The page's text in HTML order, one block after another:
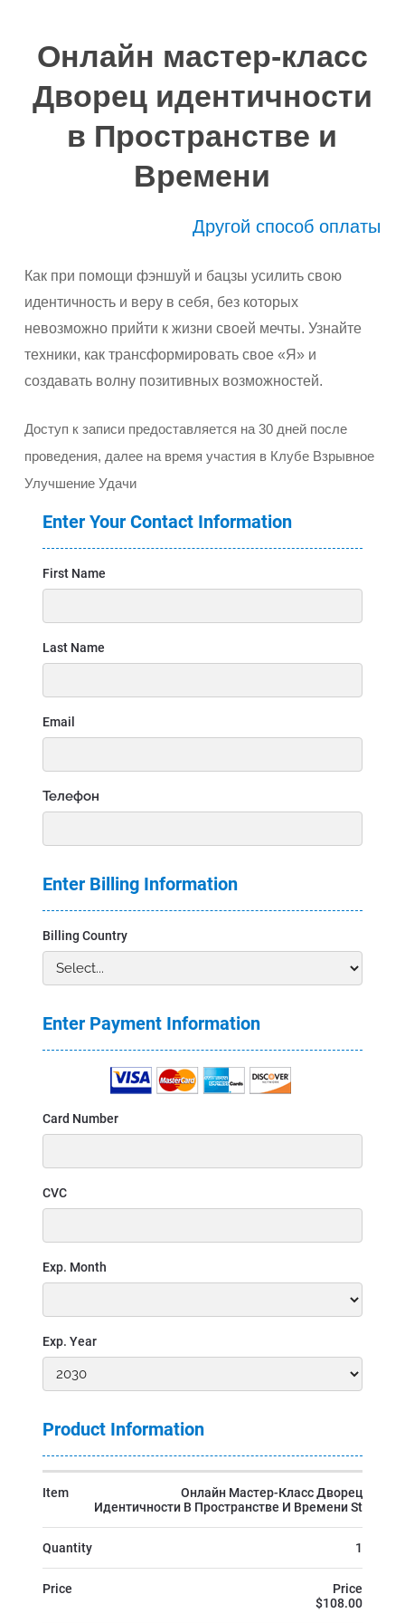
Онлайн мастер-класс
Дворец идентичности
в Пространстве и
Времени
Другой способ оплаты
Как при помощи фэншуй и бацзы усилить свою
идентичность и веру в себя, без которых
невозможно прийти к жизни своей мечты. Узнайте
техники, как трансформировать свое «Я» и
создавать волну позитивных возможностей.
Доступ к записи предоставляется на 30 дней после
проведения, далее на время участия в Клубе Взрывное
Улучшение Удачи